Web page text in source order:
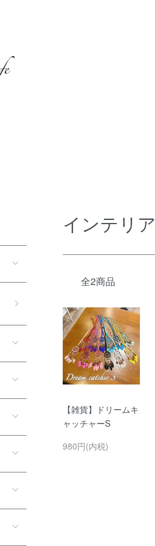
インテリア
全2商品
【雑貨】ドリームキ
ャッチャーS
980円(内税)